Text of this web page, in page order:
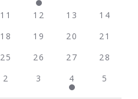
11 12 13
14
18 19 20
21
25 26 27
28
2 3 4 5